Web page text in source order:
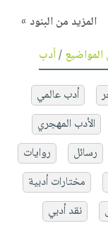
المزيد من البنود »
/أدب
أدب عالمي
الأدب المهجري
رسائل
روايات
مختارات أدبية
نقد أدبي